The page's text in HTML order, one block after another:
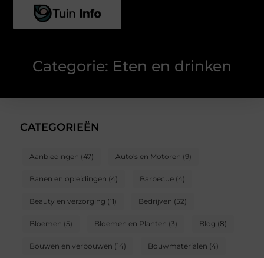
Categorie: Eten en drinken
CATEGORIEËN
Aanbiedingen (47) Auto's en Motoren (9)
Banen en opleidingen (4) Barbecue (4)
Beauty en verzorging (11) Bedrijven (52)
Bloemen (5) Bloemen en Planten (3) Blog (8)
Bouwen en verbouwen (14) Bouwmaterialen (4)